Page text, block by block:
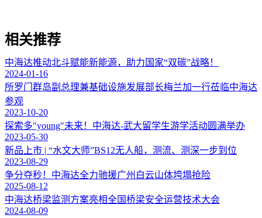
相关推荐
中海达推动北斗赋能新能源，助力国家“双碳”战略！
2024-01-16
所罗门群岛副总理兼基础设施发展部长梅兰加一行莅临中海达
参观
2023-10-20
探索多"young"未来！中海达-武大留学生游学活动圆满举办
2023-05-30
新品上市 | “水文大师”BS12无人船，测流、测深一步到位
2023-08-29
争分夺秒！中海达全力驰援广州白云山体垮塌抢险
2025-08-12
中海达桥梁监测方案亮相全国桥梁安全运营技术大会
2024-08-09